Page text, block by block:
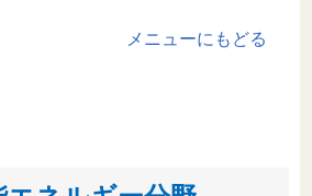
メニューにもどる